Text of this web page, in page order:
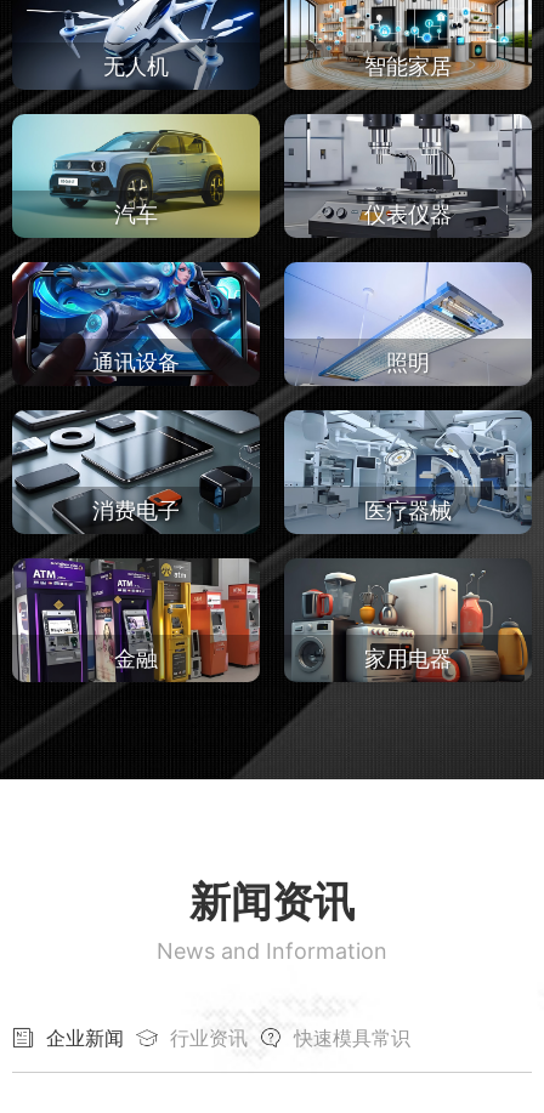
无人机 智能家居
汽车 仪表仪器
通讯设备 照明
消费电子 医疗器械
金融 家用电器
新闻资讯
News and Information
企业新闻 行业资讯 快速模具常识